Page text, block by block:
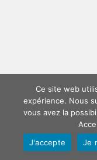
Ce site web
expérience. Nous
vous avez la
J'accepte
Je